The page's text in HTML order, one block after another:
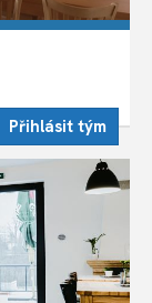
Přihlásit tým